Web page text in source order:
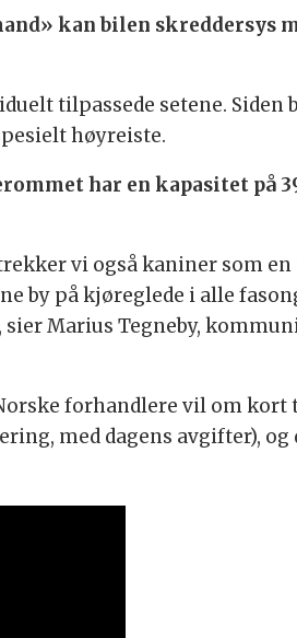
kan bilen skreddersys
tilpassede setene. Siden
høyreiste.
har en kapasitet på
vi også kaniner som
by på kjøreglede i alle
Marius Tegneby,
forhandlere vil om
med dagens avgifter),